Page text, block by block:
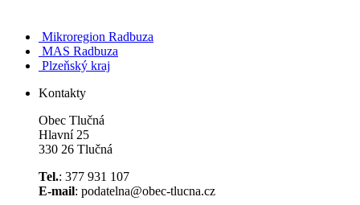
Mikroregion Radbuza
MAS Radbuza
Plzeňský kraj
Kontakty
Obec Tlučná
Hlavní 25
330 26 Tlučná
Tel.: 377 931 107
E-mail: podatelna@obec-tlucna.cz